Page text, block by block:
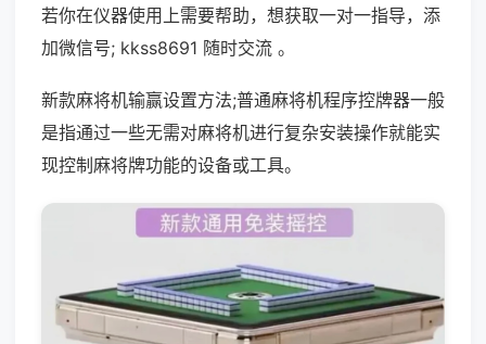
若你在仪器使用上需要帮助，想获取一对一指导，添
加微信号; kkss8691 随时交流 。
新款麻将机输赢设置方法;普通麻将机程序控牌器一般
是指通过一些无需对麻将机进行复杂安装操作就能实
现控制麻将牌功能的设备或工具。